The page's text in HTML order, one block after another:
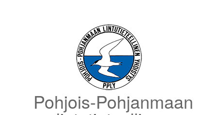
Pohjois-Pohjanmaan